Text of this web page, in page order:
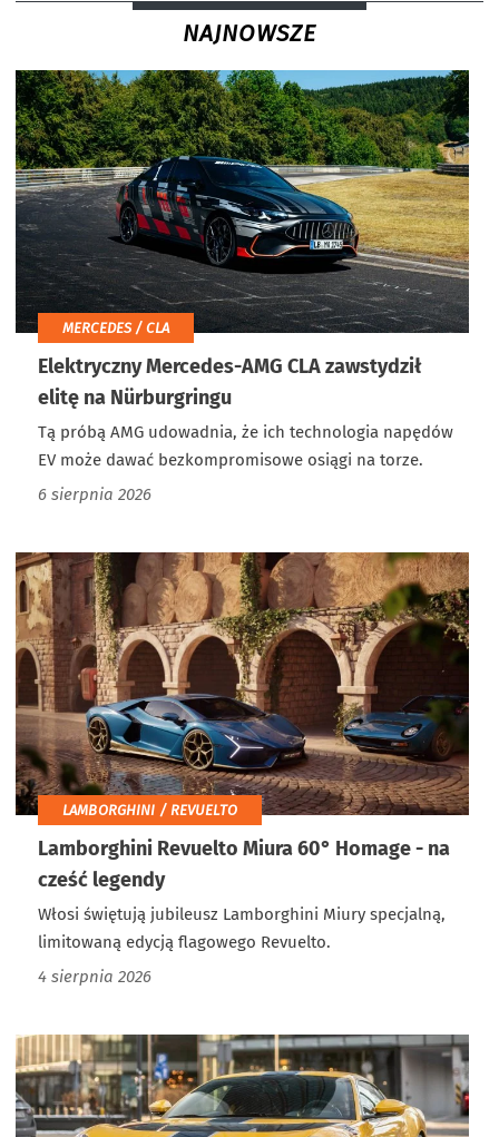
NAJNOWSZE
MERCEDES / CLA
Elektryczny Mercedes-AMG CLA zawstydził
elitę na Nürburgringu
Tą próbą AMG udowadnia, że ich technologia napędów
EV może dawać bezkompromisowe osiągi na torze.
6 sierpnia 2026
LAMBORGHINI / REVUELTO
Lamborghini Revuelto Miura 60° Homage - na
cześć legendy
Włosi świętują jubileusz Lamborghini Miury specjalną,
limitowaną edycją flagowego Revuelto.
4 sierpnia 2026